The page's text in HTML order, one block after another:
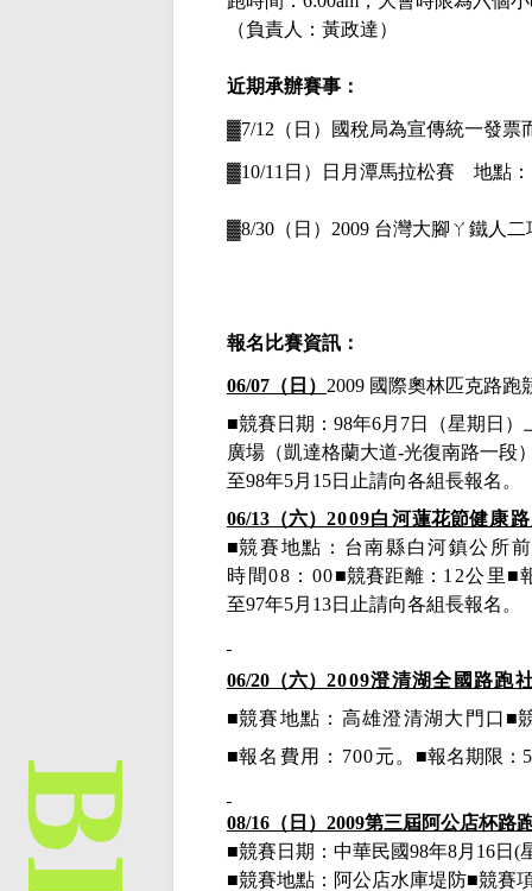
（負責人：黃政達）
近期承辦賽事 ：
▓7/12（日）國稅局為宣傳統一發
▓10/11日）日月潭馬拉松賽 地點 ：
▓8/30（日） 2009 台灣大腳ㄚ鐵人二
報名比賽資訊：
06/07（日） 2009 國際奧林匹克路跑
■競賽日期： 98年6月 7日（星期日）
廣場（凱達格蘭大道-光復南路一段
至98年5月15日止請向各組長報名。
06/13（六） 2009白河蓮花節健康
■競賽地點：台南縣白河鎮公所
時間08：00■競賽距離： 12公里 ■
至97年5月13日止請向各組長報名。
06/20（六） 2009澄清湖全國路跑
■競賽地點：高雄澄清湖大門口 ■
■報名費用： 700元 。 ■報名期限：
08/16（日）2009第三屆阿公店杯路
■競賽日期：中華民國98年8月16日(
■競賽地點：阿公店水庫堤防■競賽